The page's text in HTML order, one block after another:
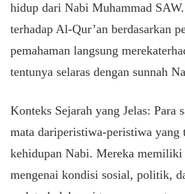
hidup dari Nabi Muhammad SAW.
terhadap Al-Qur’an berdasarkan
pemahaman langsung mereka
tentunya selaras dengan sunnah
Konteks Sejarah yang Jelas: Para
mata dariperistiwa-peristiwa yang
kehidupan Nabi. Mereka memiliki
mengenai kondisi sosial, politik,